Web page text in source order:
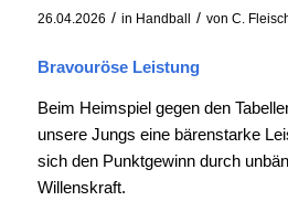
26.04.2026 / in Handball / von C.
Bravouröse Leistung
Beim Heimspiel gegen den
unsere Jungs eine bärenstarke
sich den Punktgewinn durch
Willenskraft.